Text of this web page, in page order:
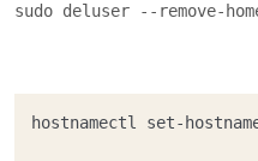
sudo deluser --remove-
hostnamectl set-